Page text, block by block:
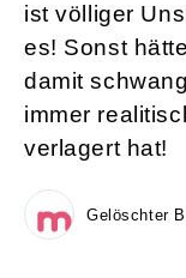
ist völliger
es! Sonst
damit
immer
verlagert hat!
Gelöschter